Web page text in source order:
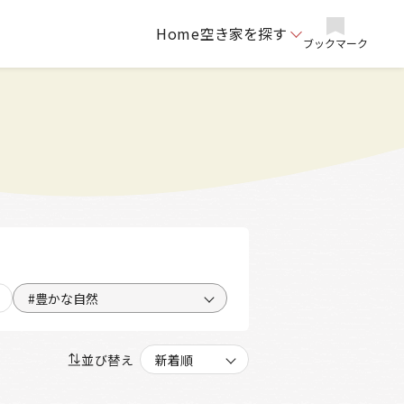
Home空き家を探す ブックマーク
#豊かな自然
並び替え